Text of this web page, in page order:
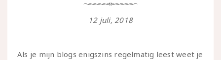
12 juli, 2018
Als je mijn blogs enigszins regelmatig leest weet je